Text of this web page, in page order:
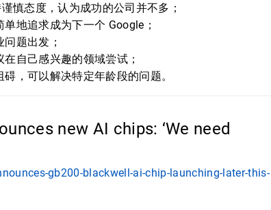
慎态度，认为成功的公司并不多；
地追求成为下一个 Google；
题出发；
自己感兴趣的领域尝试；
，可以解决特定年龄段的问题。
new AI chips: ‘We need
gb200-blackwell-ai-chip-launching-later-this-